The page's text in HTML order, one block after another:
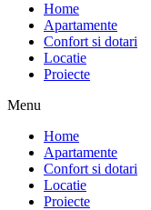
Home
Apartamente
Confort si dotari
Locatie
Proiecte
Menu
Home
Apartamente
Confort si dotari
Locatie
Proiecte